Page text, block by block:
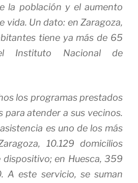
la población y el aumento
vida. Un dato: en Zaragoza,
tiene ya más de 65
Instituto Nacional de
los programas prestados
para atender a sus vecinos.
es uno de los más
10.129 domicilios
en Huesca, 359
A este servicio, se suman